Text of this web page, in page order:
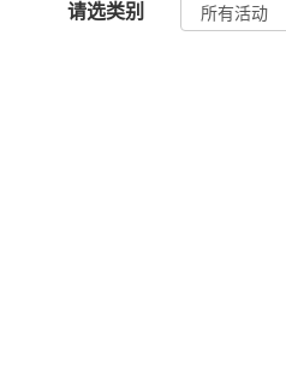
请选类别